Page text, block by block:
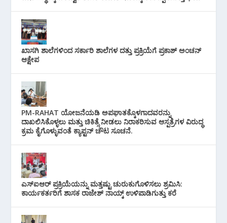
ಖಾಸಗಿ ಶಾಲೆಗಳಿಂದ ಸರ್ಕಾರಿ ಶಾಲೆಗಳ ದತ್ತು ಪ್ರಕ್ರಿಯೆಗೆ ಪ್ರಕಾಶ್ ಅಂಚನ್
ಆಕ್ಷೇಪ
PM-RAHAT ಯೋಜನೆಯಡಿ ಅಪಘಾತಕ್ಕೊಳಗಾದವರನ್ನು
ದಾಖಲಿಸಿಕೊಳ್ಳಲು ಮತ್ತು ಚಿಕಿತ್ಸೆ ನೀಡಲು ನಿರಾಕರಿಸುವ ಆಸ್ಪತ್ರೆಗಳ ವಿರುದ್ಧ
ಕ್ರಮ ಕೈಗೊಳ್ಳುವಂತೆ ಕ್ಯಾಪ್ಟನ್ ಚೌಟ ಸೂಚನೆ.
ಎಸ್‌ಐಆರ್ ಪ್ರಕ್ರಿಯೆಯನ್ನು ಮತ್ತಷ್ಟು ಚುರುಕುಗೊಳಿಸಲು ಶ್ರಮಿಸಿ:
ಕಾರ್ಯಕರ್ತರಿಗೆ ಶಾಸಕ ರಾಜೇಶ್ ನಾಯ್ಕ್ ಉಳಿಪಾಡಿಗುತ್ತು ಕರೆ